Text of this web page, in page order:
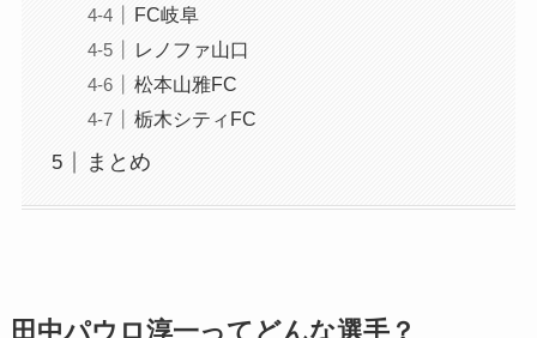
FC岐阜
レノファ山口
松本山雅FC
栃木シティFC
まとめ
田中パウロ淳一ってどんな選手？